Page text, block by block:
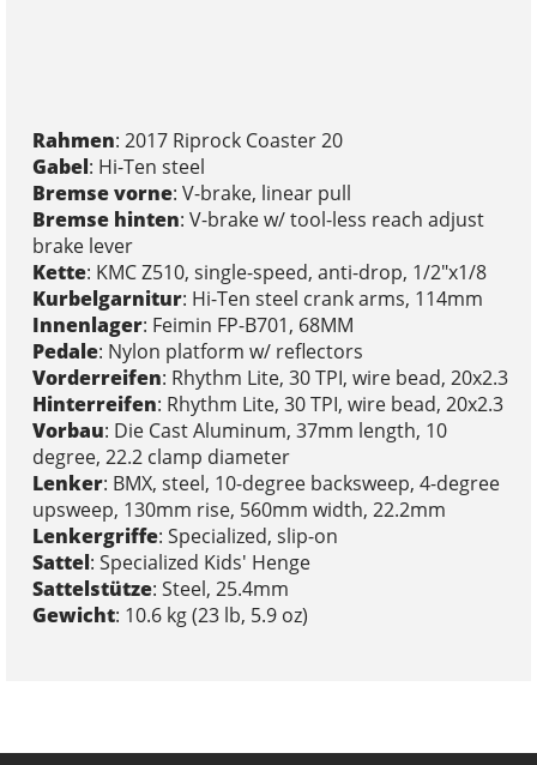
Rahmen: 2017 Riprock Coaster 20
Gabel: Hi-Ten steel
Bremse vorne: V-brake, linear pull
Bremse hinten: V-brake w/ tool-less reach adjust
brake lever
Kette: KMC Z510, single-speed, anti-drop, 1/2"x1/8
Kurbelgarnitur: Hi-Ten steel crank arms, 114mm
Innenlager: Feimin FP-B701, 68MM
Pedale: Nylon platform w/ reflectors
Vorderreifen: Rhythm Lite, 30 TPI, wire bead, 20x2.3
Hinterreifen: Rhythm Lite, 30 TPI, wire bead, 20x2.3
Vorbau: Die Cast Aluminum, 37mm length, 10
degree, 22.2 clamp diameter
Lenker: BMX, steel, 10-degree backsweep, 4-degree
upsweep, 130mm rise, 560mm width, 22.2mm
Lenkergriffe: Specialized, slip-on
Sattel: Specialized Kids' Henge
Sattelstütze: Steel, 25.4mm
Gewicht: 10.6 kg (23 lb, 5.9 oz)